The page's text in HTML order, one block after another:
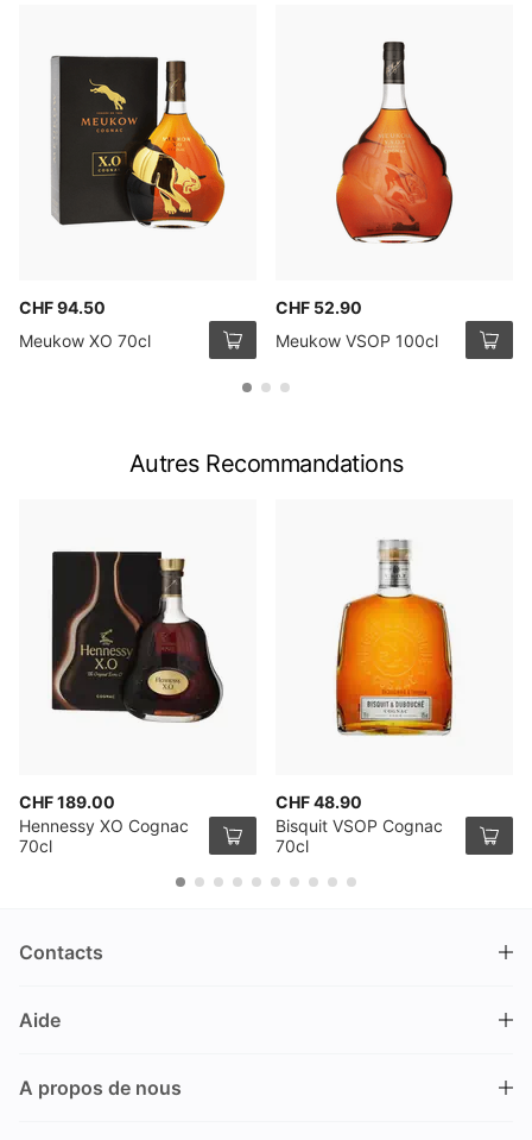
CHF 94.50
Meukow XO 70cl
CHF 52.90
Meukow VSOP 100cl
Autres Recommandations
CHF 189.00
Hennessy XO Cognac
70cl
CHF 48.90
Bisquit VSOP Cognac
70cl
Contacts
Nüschelerstrasse 35
Suisse
Aide
Processus de commande
A propos de nous